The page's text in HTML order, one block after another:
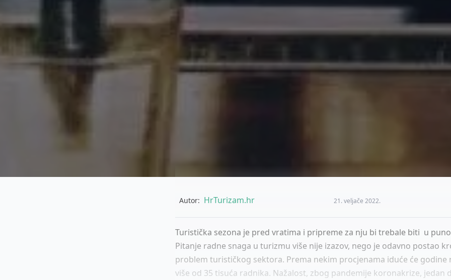
Autor: HrTurizam.hr 21. veljače 2022.
Turistička sezona je pred vratima i pripreme za nju bi trebale biti u
Pitanje radne snaga u turizmu više nije izazov, nego je odavno postao
problem turističkog sektora. Prema nekim procjenama iduće će godine
više od 35 tisuća radnika. Nažalost, zbog pandemije koronakrize, jedan